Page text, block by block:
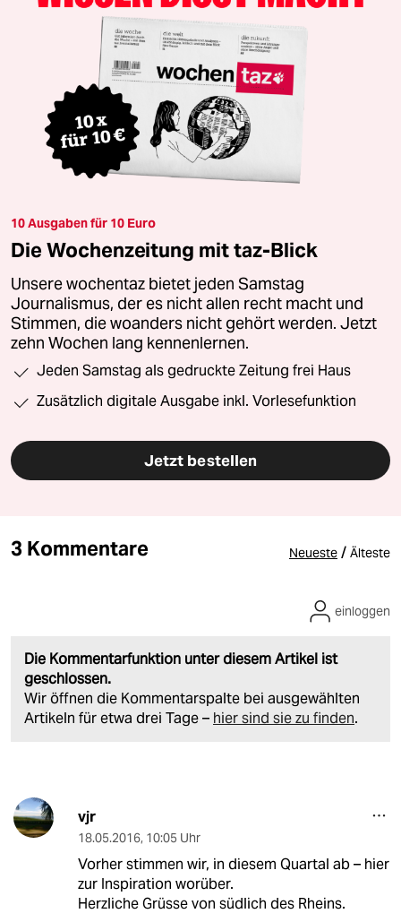
10 Ausgaben für 10 Euro
Die Wochenzeitung mit taz-Blick
Unsere wochentaz bietet jeden Samstag
Journalismus, der es nicht allen recht macht und
Stimmen, die woanders nicht gehört werden. Jetzt
zehn Wochen lang kennenlernen.
Jeden Samstag als gedruckte Zeitung frei Haus
Zusätzlich digitale Ausgabe inkl. Vorlesefunktion
Jetzt bestellen
3 Kommentare Neueste / Älteste
Die Kommentarfunktion unter diesem Artikel ist
geschlossen.
Wir öffnen die Kommentarspalte bei ausgewählten
Artikeln für etwa drei Tage – hier sind sie zu finden.
einloggen
vjr
18.05.2016, 10:05 Uhr
Vorher stimmen wir, in diesem Quartal ab – hier
zur Inspiration worüber.
Herzliche Grüsse von südlich des Rheins.